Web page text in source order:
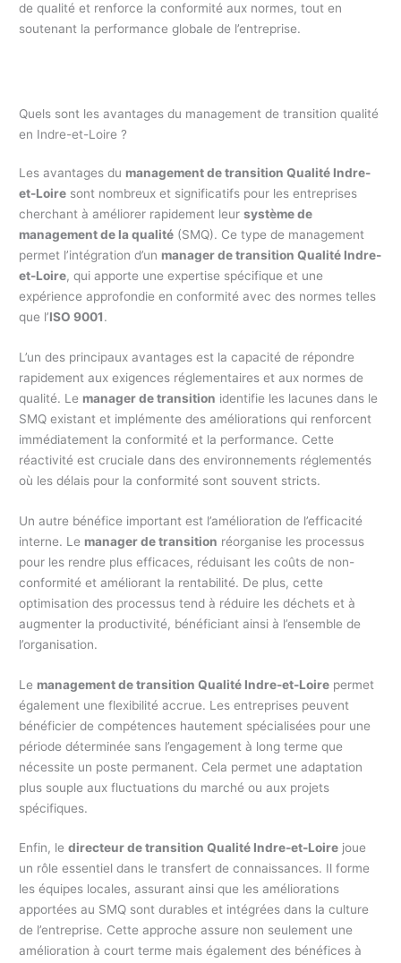
de qualité et renforce la conformité aux normes, tout en
soutenant la performance globale de l’entreprise.
Quels sont les avantages du management de transition qualité
en Indre-et-Loire ?
Les avantages du management de transition Qualité Indre-
et-Loire sont nombreux et significatifs pour les entreprises
cherchant à améliorer rapidement leursystème de
management de la qualité (SMQ). Ce type de management
permet l’intégration d’un manager de transition Qualité Indre-
et-Loire, qui apporte une expertise spécifique et une
expérience approfondie en conformité avec des normes telles
que l’ISO 9001.
L’un des principaux avantages est la capacité de répondre
rapidement aux exigences réglementaires et aux normes de
qualité. Le manager de transition identifie les lacunes dans le
SMQ existant et implémente des améliorations qui renforcent
immédiatement la conformité et la performance. Cette
réactivité est cruciale dans des environnements réglementés
où les délais pour la conformité sont souvent stricts.
Un autre bénéfice important est l’amélioration de l’efficacité
interne. Le manager de transition réorganise les processus
pour les rendre plus efficaces, réduisant les coûts de non-
conformité et améliorant la rentabilité. De plus, cette
optimisation des processus tend à réduire les déchets et à
augmenter la productivité, bénéficiant ainsi à l’ensemble de
l’organisation.
Le management de transition Qualité Indre-et-Loire permet
également une flexibilité accrue. Les entreprises peuvent
bénéficier de compétences hautement spécialisées pour une
période déterminée sans l’engagement à long terme que
nécessite un poste permanent. Cela permet une adaptation
plus souple aux fluctuations du marché ou aux projets
spécifiques.
Enfin, ledirecteur de transition Qualité Indre-et-Loire joue
un rôle essentiel dans le transfert de connaissances. Il forme
les équipes locales, assurant ainsi que les améliorations
apportées au SMQ sont durables et intégrées dans la culture
de l’entreprise. Cette approche assure non seulement une
amélioration à court terme mais également des bénéfices à